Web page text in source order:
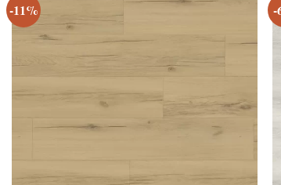
-11% -